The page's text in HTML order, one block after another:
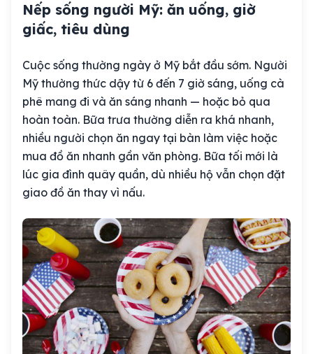
Nếp sống người Mỹ: ăn uống, giờ
giấc, tiêu dùng
Cuộc sống thường ngày ở Mỹ bắt đầu sớm. Người
Mỹ thường thức dậy từ 6 đến 7 giờ sáng, uống cà
phê mang đi và ăn sáng nhanh — hoặc bỏ qua
hoàn toàn. Bữa trưa thường diễn ra khá nhanh,
nhiều người chọn ăn ngay tại bàn làm việc hoặc
mua đồ ăn nhanh gần văn phòng. Bữa tối mới là
lúc gia đình quây quần, dù nhiều hộ vẫn chọn đặt
giao đồ ăn thay vì nấu.